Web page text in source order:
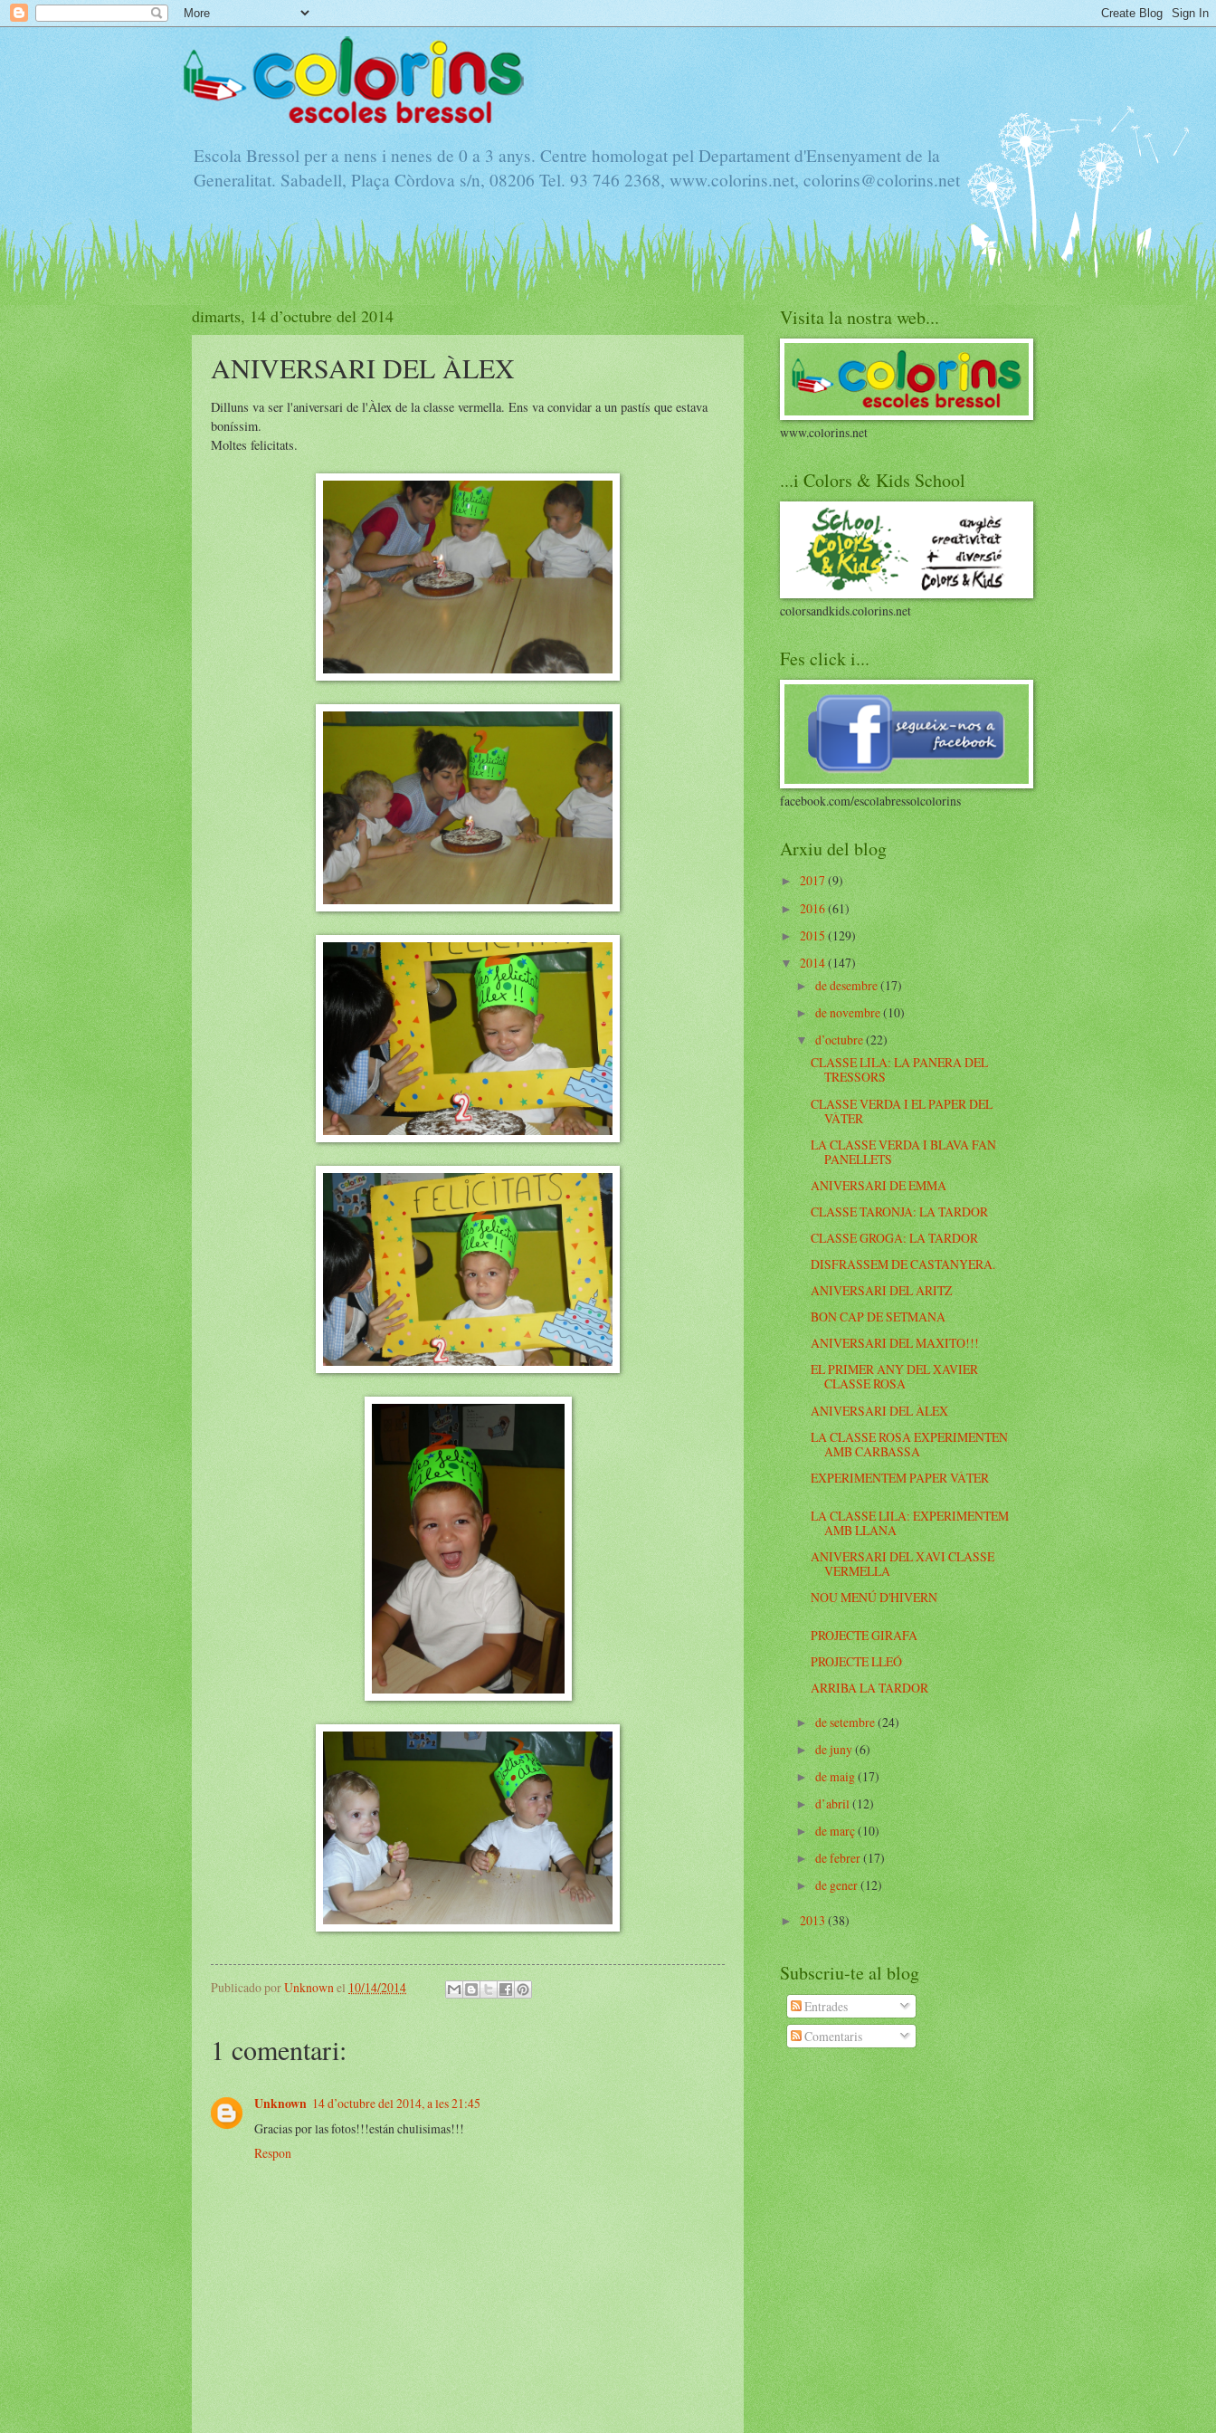
Escola Bressol per a nens i nenes de 0 a 3 anys. Centre homologat pel Departament d'Ensenyament de la
Generalitat. Sabadell, Plaça Còrdova s/n, 08206 Tel. 93 746 2368, www.colorins.net, colorins@colorins.net
dimarts, 14 d’octubre del 2014
ANIVERSARI DEL ÀLEX
Dilluns va ser l'aniversari de l'Àlex de la classe vermella. Ens va convidar a un pastís que estava
boníssim.
Moltes felicitats.
Publicado porUnknownel 10/14/2014
1 comentari:
Unknown 14 d’octubre del 2014, a les 21:45
Gracias por las fotos!!!están chulisimas!!!
Respon
Visita la nostra web...
www.colorins.net
...i Colors & Kids School
colorsandkids.colorins.net
Fes click i...
facebook.com/escolabressolcolorins
Arxiu del blog
►2017(9)
►2016(61)
►2015(129)
▼2014(147)
►de desembre(17)
►de novembre(10)
▼d’octubre(22)
CLASSE LILA: LA PANERA DEL
TRESSORS
CLASSE VERDA I EL PAPER DEL
VÀTER
LA CLASSE VERDA I BLAVA FAN
PANELLETS
ANIVERSARI DE EMMA
CLASSE TARONJA: LA TARDOR
CLASSE GROGA: LA TARDOR
DISFRASSEM DE CASTANYERA.
ANIVERSARI DEL ARITZ
BON CAP DE SETMANA
ANIVERSARI DEL MAXITO!!!
EL PRIMER ANY DEL XAVIER
CLASSE ROSA
ANIVERSARI DEL ÀLEX
LA CLASSE ROSA EXPERIMENTEN
AMB CARBASSA
EXPERIMENTEM PAPER VÀTER
LA CLASSE LILA: EXPERIMENTEM
AMB LLANA
ANIVERSARI DEL XAVI CLASSE
VERMELLA
NOU MENÚ D'HIVERN
PROJECTE GIRAFA
PROJECTE LLEÓ
ARRIBA LA TARDOR
►de setembre(24)
►de juny(6)
►de maig(17)
►d’abril(12)
►de març(10)
►de febrer(17)
►de gener(12)
►2013(38)
Subscriu-te al blog
Entrades
Comentaris